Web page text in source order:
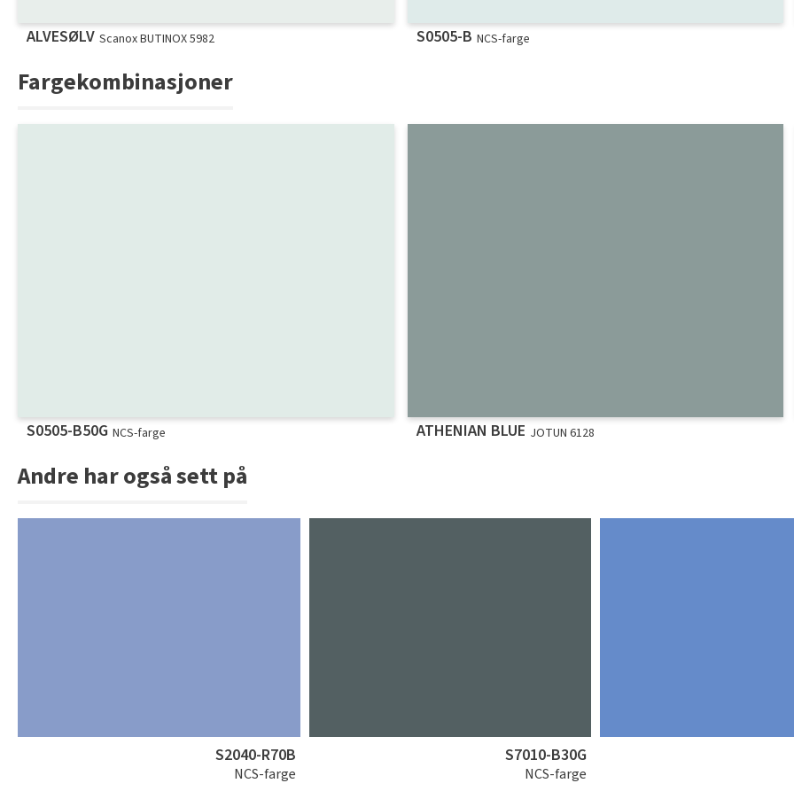
ALVESØLV Scanox BUTINOX 5982 S0505-B NCS-farge
Fargekombinasjoner
S0505-B50G NCS-farge ATHENIAN BLUE JOTUN 6128
Andre har også sett på
S2040-R70B
NCS-farge
S7010-B30G
NCS-farge